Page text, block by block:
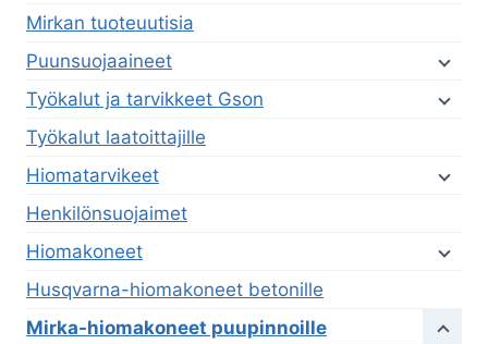
Mirkan tuoteuutisia
Puunsuojaaineet
Työkalut ja tarvikkeet Gson
Työkalut laatoittajille
Hiomatarvikeet
Henkilönsuojaimet
Hiomakoneet
Husqvarna-hiomakoneet betonille
Mirka-hiomakoneet puupinnoille